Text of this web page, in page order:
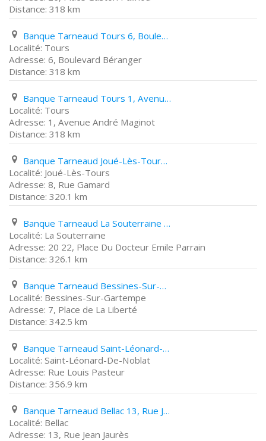
318 km
Banque Tarneaud Tours 6, Boulevard Béranger
Tours
6, Boulevard Béranger
318 km
Banque Tarneaud Tours 1, Avenue André Maginot
Tours
1, Avenue André Maginot
318 km
Banque Tarneaud Joué-Lès-Tours 8, Rue Gamard
Joué-Lès-Tours
8, Rue Gamard
320.1 km
Banque Tarneaud La Souterraine 20 22, Place Du Docteur Emile Parrain
La Souterraine
20 22, Place Du Docteur Emile Parrain
326.1 km
Banque Tarneaud Bessines-Sur-Gartempe 7, Place de La Liberté
Bessines-Sur-Gartempe
7, Place de La Liberté
342.5 km
Banque Tarneaud Saint-Léonard-De-Noblat Rue Louis Pasteur
Saint-Léonard-De-Noblat
Rue Louis Pasteur
356.9 km
Banque Tarneaud Bellac 13, Rue Jean Jaurès
Bellac
13, Rue Jean Jaurès